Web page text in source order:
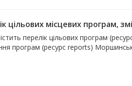
цільових місцевих програм,
перелік цільових програм
програм (ресурс reports)